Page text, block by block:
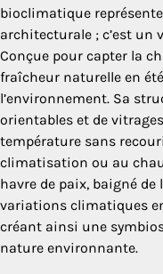
bioclimatique
architecturale ; c’est un
Conçue pour capter la
fraîcheur naturelle en
l’environnement. Sa
orientables et de
température sans
climatisation ou au
havre de paix, baigné de
variations climatiques
créant ainsi une
nature environnante.